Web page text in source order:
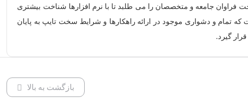
فراوان جامعه و متخصصان را می طلبد تا با نرم افزارها شناخت بیشتری
تمام و دشواری موجود در ارائه راهکارها و شرایط سخت تایپ به پایان
گیرد.
بازگشت به بالا